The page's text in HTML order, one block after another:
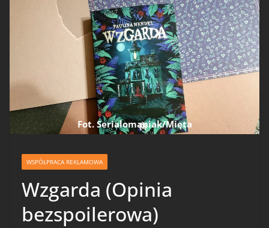
Fot. Serialomaniak/Mięta
WSPÓŁPRACA REKLAMOWA
Wzgarda (Opinia
bezspoilerowa)